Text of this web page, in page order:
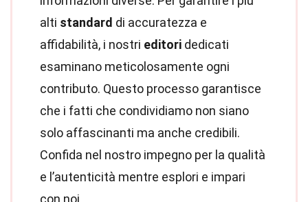
alti standard di accuratezza e
affidabilità, i nostri editori dedicati
esaminano meticolosamente ogni
contributo. Questo processo garantisce
che i fatti che condividiamo non siano
solo affascinanti ma anche credibili.
Confida nel nostro impegno per la qualità
e l’autenticità mentre esplori e impari
con noi.